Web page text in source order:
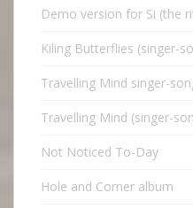
Demo version for Si (the
Kiling Butterflies (singer-
Travelling Mind singer-
Travelling Mind (singer-
Not Noticed To-Day
Hole and Corner album